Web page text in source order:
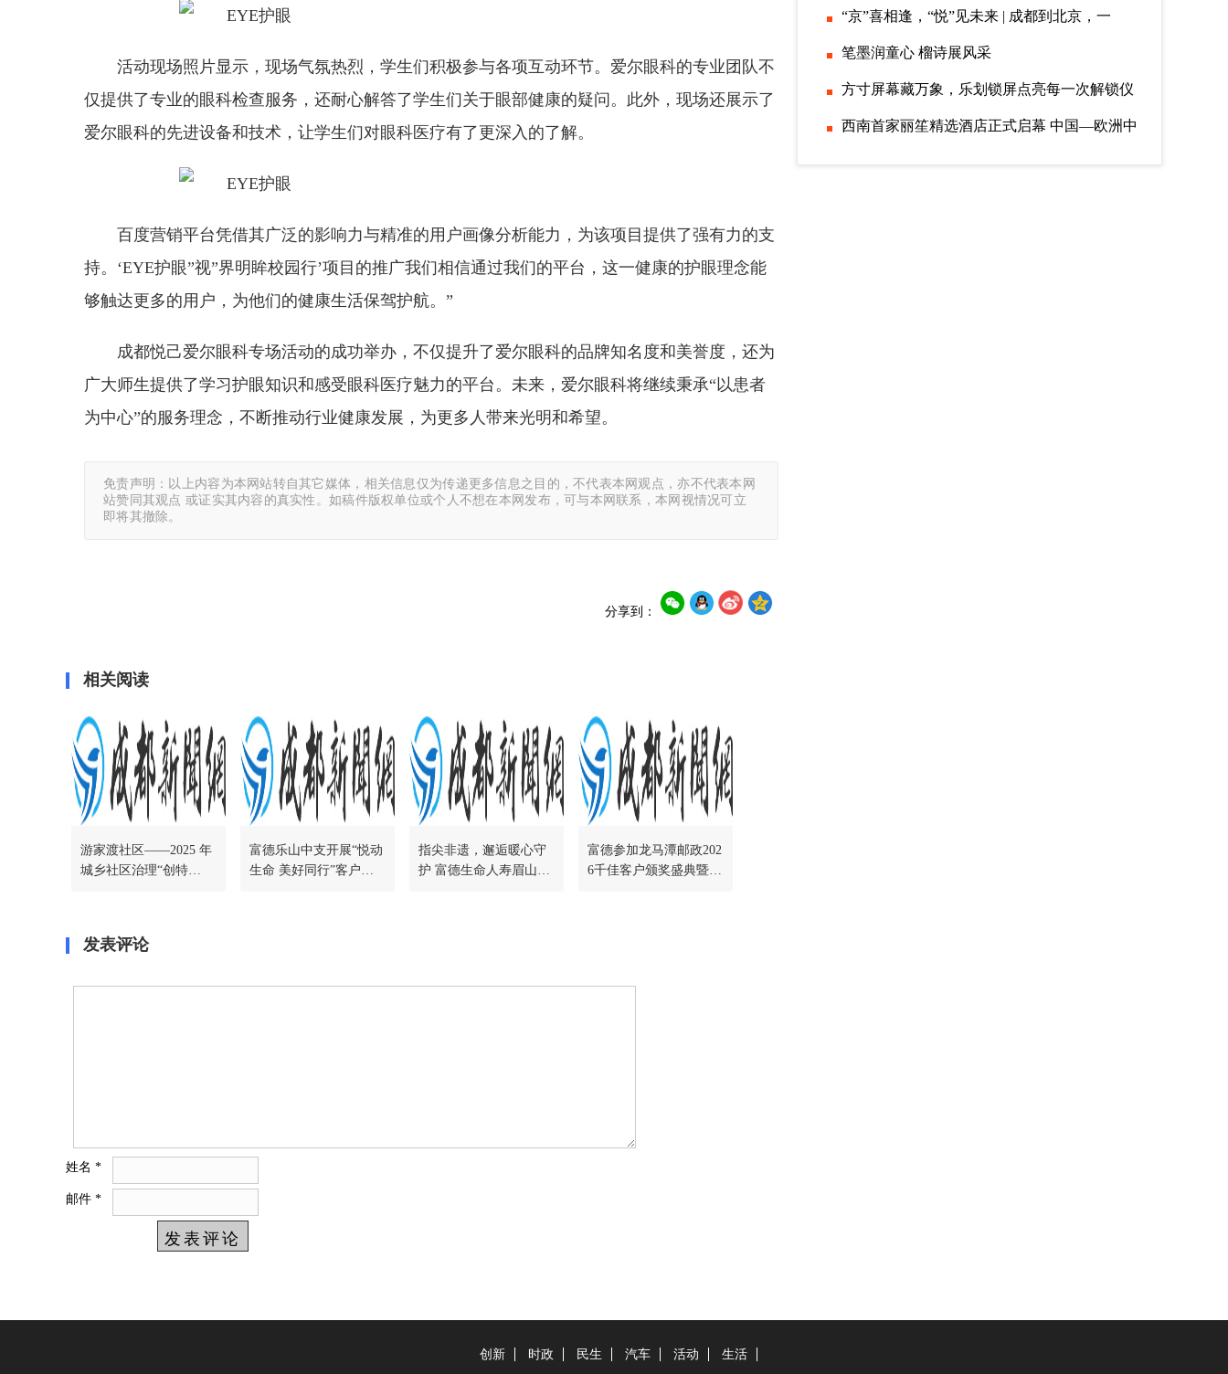
活动现场照片显示，现场气氛热烈，学生们积极参与各项互动环节。爱尔眼科的专业团队不
仅提供了专业的眼科检查服务，还耐心解答了学生们关于眼部健康的疑问。此外，现场还展示了
爱尔眼科的先进设备和技术，让学生们对眼科医疗有了更深入的了解。
百度营销平台凭借其广泛的影响力与精准的用户画像分析能力，为该项目提供了强有力的支
持。‘EYE护眼”视”界明眸校园行’项目的推广我们相信通过我们的平台，这一健康的护眼理念能
够触达更多的用户，为他们的健康生活保驾护航。”
成都悦己爱尔眼科专场活动的成功举办，不仅提升了爱尔眼科的品牌知名度和美誉度，还为
广大师生提供了学习护眼知识和感受眼科医疗魅力的平台。未来，爱尔眼科将继续秉承“以患者
为中心”的服务理念，不断推动行业健康发展，为更多人带来光明和希望。
免责声明：以上内容为本网站转自其它媒体，相关信息仅为传递更多信息之目的，不代表本网观点，亦不代表本网
站赞同其观点 或证实其内容的真实性。如稿件版权单位或个人不想在本网发布，可与本网联系，本网视情况可立
即将其撤除。
分享到：
相关阅读
游家渡社区——2025 年
城乡社区治理“创特
富德乐山中支开展“悦动
生命 美好同行”客户服
指尖非遗，邂逅暖心守
护 富德生命人寿眉山中
富德参加龙马潭邮政202
6千佳客户颁奖盛典暨高
发表评论
姓名 *
邮件 *
“京”喜相逢，“悦”见未来 | 成都到北京，一
笔墨润童心 榴诗展风采
方寸屏幕藏万象，乐划锁屏点亮每一次解锁仪
西南首家丽笙精选酒店正式启幕 中国—欧洲中
创新 时政 民生 汽车 活动 生活